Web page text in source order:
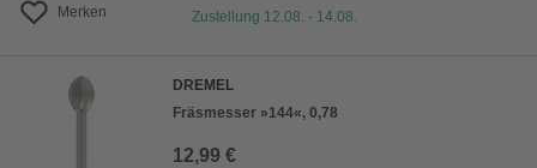
Merken
Zustellung 12.08. - 14.08.
DREMEL
Fräsmesser »144«, 0,78
12,99 €